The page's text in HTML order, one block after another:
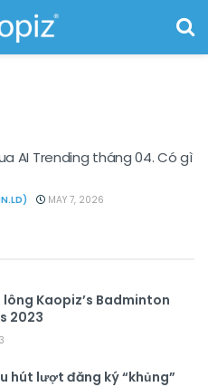
AI Trending tháng 04. Có gì
MAY 7, 2026
lông Kaopiz’s Badminton
2023
hút lượt đăng ký “khủng”